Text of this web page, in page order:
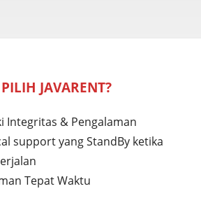
JAVARENT?
Integritas & Pengalaman
support yang StandBy ketika
Tepat Waktu